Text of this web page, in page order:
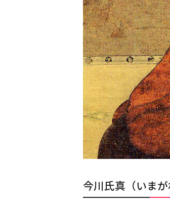
今川氏真（いま